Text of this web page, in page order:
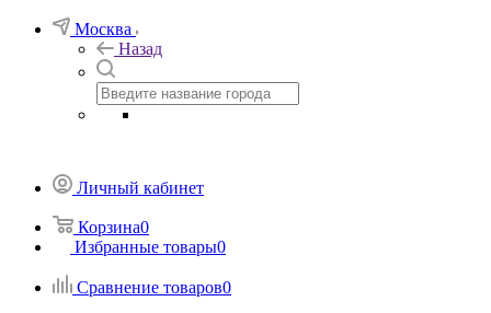
Москва
Назад
Личный кабинет
Корзина0
Избранные товары0
Сравнение товаров0